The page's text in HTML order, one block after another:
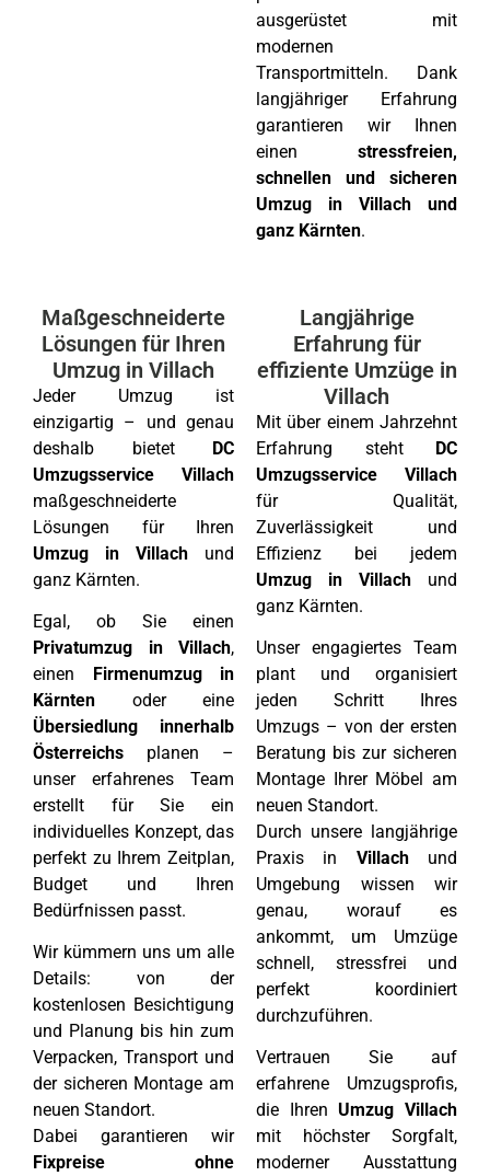
ausgerüstet mit
modernen
Transportmitteln. Dank
langjähriger Erfahrung
garantieren wir Ihnen
einen stressfreien,
schnellen und sicheren
Umzug in Villach und
ganz Kärnten.
Maßgeschneiderte
Lösungen für Ihren
Umzug in Villach
Jeder Umzug ist
einzigartig – und genau
deshalb bietet DC
Umzugsservice Villach
maßgeschneiderte
Lösungen für Ihren
Umzug in Villach und
ganz Kärnten.
Egal, ob Sie einen
Privatumzug in Villach,
einen Firmenumzug in
Kärnten oder eine
Übersiedlung innerhalb
Österreichs planen –
unser erfahrenes Team
erstellt für Sie ein
individuelles Konzept, das
perfekt zu Ihrem Zeitplan,
Budget und Ihren
Bedürfnissen passt.
Wir kümmern uns um alle
Details: von der
kostenlosen Besichtigung
und Planung bis hin zum
Verpacken, Transport und
der sicheren Montage am
neuen Standort.
Dabei garantieren wir
Fixpreise ohne
Langjährige
Erfahrung für
effiziente Umzüge in
Villach
Mit über einem Jahrzehnt
Erfahrung steht DC
Umzugsservice Villach
für Qualität,
Zuverlässigkeit und
Effizienz bei jedem
Umzug in Villach und
ganz Kärnten.
Unser engagiertes Team
plant und organisiert
jeden Schritt Ihres
Umzugs – von der ersten
Beratung bis zur sicheren
Montage Ihrer Möbel am
neuen Standort.
Durch unsere langjährige
Praxis in Villachund
Umgebung wissen wir
genau, worauf es
ankommt, um Umzüge
schnell, stressfrei und
perfekt koordiniert
durchzuführen.
Vertrauen Sie auf
erfahrene Umzugsprofis,
die IhrenUmzug Villach
mit höchster Sorgfalt,
moderner Ausstattung